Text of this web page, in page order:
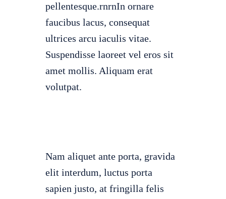
pellentesque.rnrnIn ornare
faucibus lacus, consequat
ultrices arcu iaculis vitae.
Suspendisse laoreet vel eros sit
amet mollis. Aliquam erat
volutpat.
Nam aliquet ante porta, gravida
elit interdum, luctus porta
sapien justo, at fringilla felis